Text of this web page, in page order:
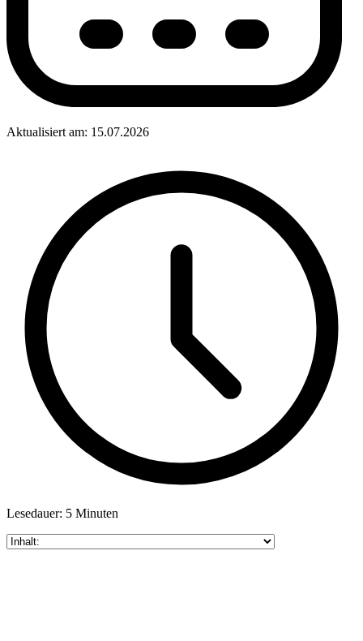
Aktualisiert am: 15.07.2026
Lesedauer: 5 Minuten